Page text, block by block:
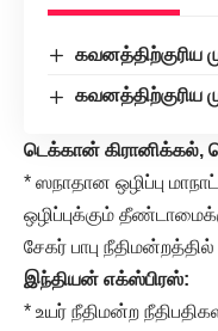
கவனத்திற்குரிய
கவனத்திற்குரிய
டெக்கான்
* ஸநாதான ஒழிப்பு
ஒழிப்புக்கும்
சேகர் பாபு நீதிமன்றத்தில்
இந்தியன் எக்ஸ்பிரஸ்:
* உயர் நீதிமன்ற